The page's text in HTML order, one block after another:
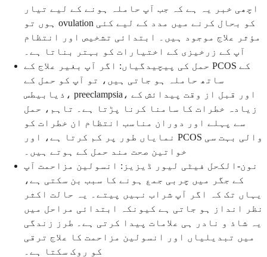
اچھی خبر یہ ہے کہ جب آپ حاملہ ہونے کے لیے تیار
ہوں تو ovulation کو بحال کرنے میں مدد کے لیے کئی
مؤثر علاج موجود ہیں۔ ابتدائی تشخیص اور انتظام
آپ کے زرخیزی کے اختیارات کو بہتر بناتا ہے۔
حمل کی پیچیدگیاں: اگر آپ بغیر علاج کے PCOS کے
ساتھ حاملہ ہو جاتی ہیں، تو آپ کو حمل کے
ذیابیطس، preeclampsia، اور قبل از وقت پیدائش کے
زیادہ خطرات کا سامنا کرنا پڑتا ہے۔ تاہم، حمل
سے پہلے اور دوران مناسب انتظام ان خطرات کو
نمایاں طور پر کم کرتا ہے، اور PCOS والی بہت سی
خواتین صحت مند حمل کے ہوتے ہیں۔
نون-الکحل فیٹی لیور ڈیزیز: انسولین مزاحمت آپ
کے جگر میں چربی جمع ہونے کا سبب بن سکتی ہے،
یہاں تک کہ اگر آپ شراب نہیں پیتے۔ یہ حالت اکثر
نظر انداز ہو جاتی ہے کیونکہ ابتدائی مراحل میں
یہ شاذ و نادر ہی علامات پیدا کرتی ہے۔ طرز زندگی
میں تبدیلیاں اور انسولین مزاحمت کا علاج ترقی
کو روک سکتا ہے۔